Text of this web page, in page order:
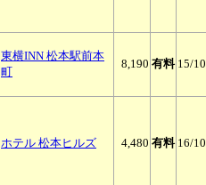
東横INN 松本駅前本
町
8,190 有料 15/10
ホテル 松本ヒルズ 4,480 有料 16/10